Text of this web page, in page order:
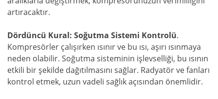
artıracaktır.
Dördüncü Kural: Soğutma Sistemi Kontrolü.
Kompresörler çalışırken ısınır ve bu ısı, aşırı ısınmaya
neden olabilir. Soğutma sisteminin işlevselliği, bu ısının
etkili bir şekilde dağıtılmasını sağlar. Radyatör ve fanları
kontrol etmek, uzun vadeli sağlık açısından önemlidir.